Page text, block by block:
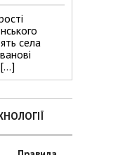
села
[…]